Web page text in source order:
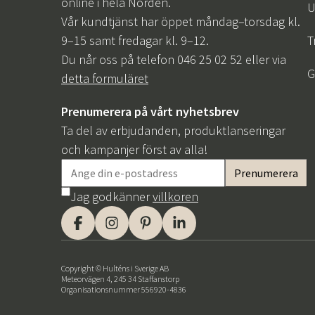
Vår kundtjänst har öppet måndag–torsdag kl.
9–15 samt fredagar kl. 9–12.
Du når oss på telefon 046 25 02 52 eller via
detta formuläret
Prenumerera på vårt nyhetsbrev
Ta del av erbjudanden, produktlanseringar
och kampanjer först av alla!
Jag godkännervillkoren
Copyright © Hulténs i Sverige AB
Meteorvägen 4, 245 34 Staffanstorp
Organisationsnummer 556920-4836